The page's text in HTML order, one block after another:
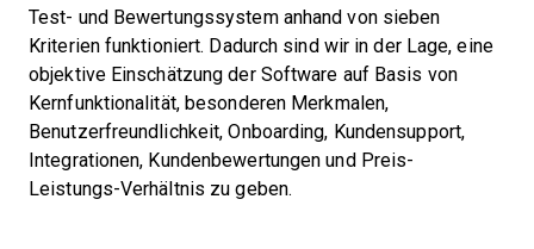
Test- und Bewertungssystem anhand von sieben
Kriterien funktioniert. Dadurch sind wir in der Lage, eine
objektive Einschätzung der Software auf Basis von
Kernfunktionalität, besonderen Merkmalen,
Benutzerfreundlichkeit, Onboarding, Kundensupport,
Integrationen, Kundenbewertungen und Preis-
Leistungs-Verhältnis zu geben.